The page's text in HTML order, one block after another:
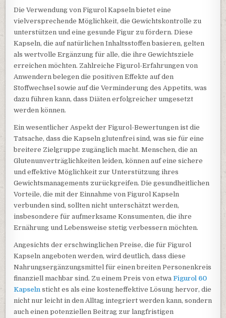
Die Verwendung von Figurol Kapseln bietet eine
vielversprechende Möglichkeit, die Gewichtskontrolle zu
unterstützen und eine gesunde Figur zu fördern. Diese
Kapseln, die auf natürlichen Inhaltsstoffen basieren, gelten
als wertvolle Ergänzung für alle, die ihre Gewichtsziele
erreichen möchten. Zahlreiche Figurol-Erfahrungen von
Anwendern belegen die positiven Effekte auf den
Stoffwechsel sowie auf die Verminderung des Appetits, was
dazu führen kann, dass Diäten erfolgreicher umgesetzt
werden können.
Ein wesentlicher Aspekt der Figurol-Bewertungen ist die
Tatsache, dass die Kapseln glutenfrei sind, was sie für eine
breitere Zielgruppe zugänglich macht. Menschen, die an
Glutenunverträglichkeiten leiden, können auf eine sichere
und effektive Möglichkeit zur Unterstützung ihres
Gewichtsmanagements zurückgreifen. Die gesundheitlichen
Vorteile, die mit der Einnahme von Figurol Kapseln
verbunden sind, sollten nicht unterschätzt werden,
insbesondere für aufmerksame Konsumenten, die ihre
Ernährung und Lebensweise stetig verbessern möchten.
Angesichts der erschwinglichen Preise, die für Figurol
Kapseln angeboten werden, wird deutlich, dass diese
Nahrungsergänzungsmittel für einen breiten Personenkreis
finanziell machbar sind. Zu einem Preis von etwaFigurol 60
Kapseln sticht es als eine kosteneffektive Lösung hervor, die
nicht nur leicht in den Alltag integriert werden kann, sondern
auch einen potenziellen Beitrag zur langfristigen